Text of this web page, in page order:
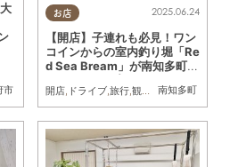
市
KURUTOHP
お店
南知多町
2025.06.24
【開店】子連れも必見！ワン
コインからの室内釣り堀「Re
d Sea Bream」が南知多町に
開店, ドライブ,旅行,観光 ワンコイン